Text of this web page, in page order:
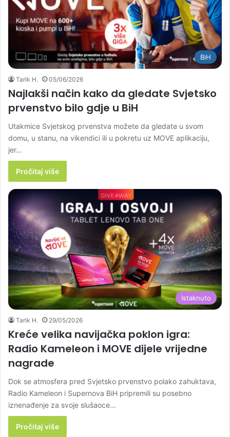
BiH
Tarik H. 05/06/2026
Najlakši način kako da gledate Svjetsko
prvenstvo bilo gdje u BiH
Utakmice Svjetskog prvenstva možete da gledate u svom
domu, u stanu, na vikendici ili u pokretu uz MOVE aplikaciju,
jer…
Pročitaj više
Istaknuto
Tarik H. 29/05/2026
Kreće velika navijačka poklon igra:
Radio Kameleon i MOVE dijele vrijedne
nagrade
Dok se atmosfera pred Svjetsko prvenstvo polako zahuktava,
Radio Kameleon i Supernova BiH pripremili su posebno
iznenađenje za svoje slušaoce…
Pročitaj više